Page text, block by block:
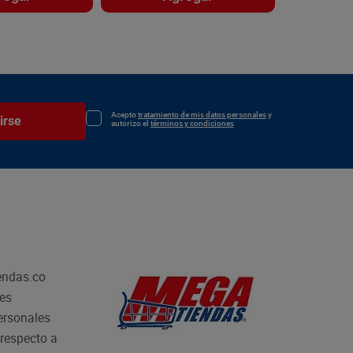
Aceptotratamiento de mis datos personalesy
autorizo el términos y condiciones
a